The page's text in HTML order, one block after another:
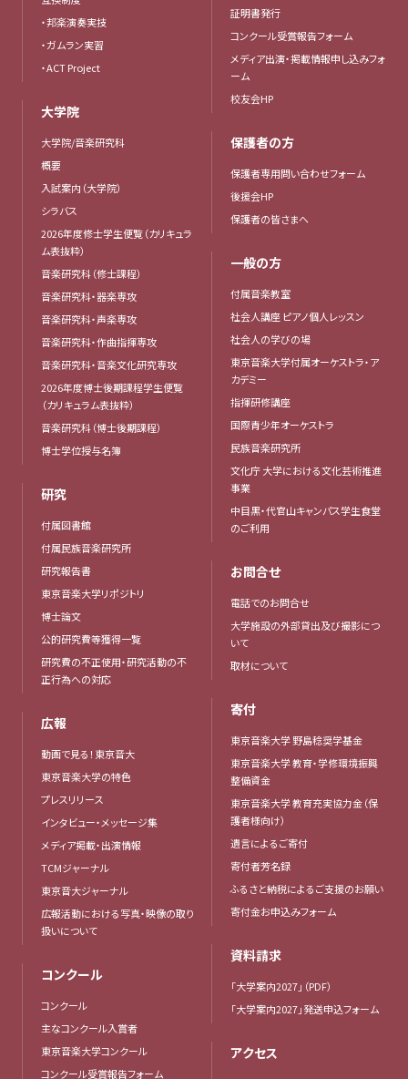
・邦楽演奏実技
・ガムラン実習
・ACT Project
大学院
大学院/音楽研究科
概要
入試案内（大学院）
シラバス
2026年度修士学生便覧（カリキュラ
ム表抜粋）
音楽研究科（修士課程）
音楽研究科・器楽専攻
音楽研究科・声楽専攻
音楽研究科・作曲指揮専攻
音楽研究科・音楽文化研究専攻
2026年度博士後期課程学生便覧
（カリキュラム表抜粋）
音楽研究科（博士後期課程）
博士学位授与名簿
研究
付属図書館
付属民族音楽研究所
研究報告書
東京音楽大学リポジトリ
博士論文
公的研究費等獲得一覧
研究費の不正使用・研究活動の不
正行為への対応
広報
動画で見る！東京音大
東京音楽大学の特色
プレスリリース
インタビュー・メッセージ集
メディア掲載・出演情報
TCMジャーナル
東京音大ジャーナル
広報活動における写真・映像の取り
扱いについて
コンクール
コンクール
主なコンクール入賞者
東京音楽大学コンクール
コンクール受賞報告フォーム
証明書発行
コンクール受賞報告フォーム
メディア出演・掲載情報申し込みフォ
ーム
校友会HP
保護者の方
保護者専用問い合わせフォーム
後援会HP
保護者の皆さまへ
一般の方
付属音楽教室
社会人講座 ピアノ個人レッスン
社会人の学びの場
東京音楽大学付属オーケストラ・ア
カデミー
指揮研修講座
国際青少年オーケストラ
民族音楽研究所
文化庁 大学における文化芸術推進
事業
中目黒・代官山キャンパス学生食堂
のご利用
お問合せ
電話でのお問合せ
大学施設の外部貸出及び撮影につ
いて
取材について
寄付
東京音楽大学 野島稔奨学基金
東京音楽大学 教育・学修環境振興
整備資金
東京音楽大学 教育充実協力金（保
護者様向け）
遺言によるご寄付
寄付者芳名録
ふるさと納税によるご支援のお願い
寄付金お申込みフォーム
資料請求
「大学案内2027」（PDF）
「大学案内2027」発送申込フォーム
アクセス